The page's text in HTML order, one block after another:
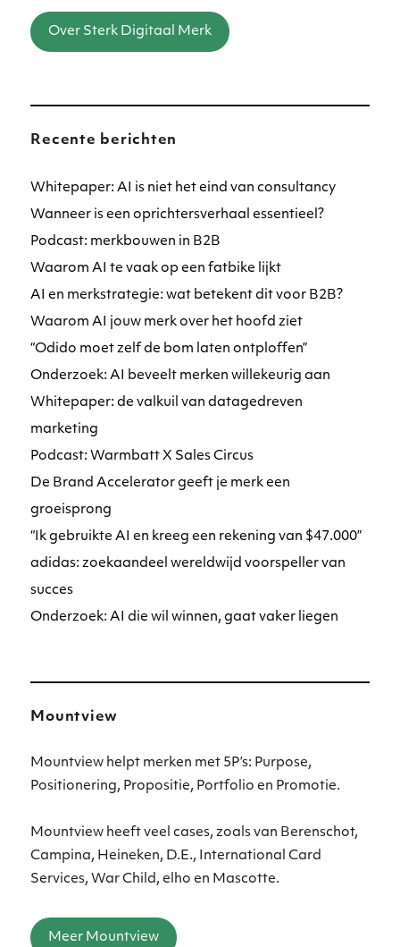
Over Sterk Digitaal Merk
Recente berichten
Whitepaper: AI is niet het eind van consultancy
Wanneer is een oprichtersverhaal essentieel?
Podcast: merkbouwen in B2B
Waarom AI te vaak op een fatbike lijkt
AI en merkstrategie: wat betekent dit voor B2B?
Waarom AI jouw merk over het hoofd ziet
“Odido moet zelf de bom laten ontploffen”
Onderzoek: AI beveelt merken willekeurig aan
Whitepaper: de valkuil van datagedreven
marketing
Podcast: Warmbatt X Sales Circus
De Brand Accelerator geeft je merk een
groeisprong
“Ik gebruikte AI en kreeg een rekening van $47.000”
adidas: zoekaandeel wereldwijd voorspeller van
succes
Onderzoek: AI die wil winnen, gaat vaker liegen
Mountview
Mountview helpt merken met 5P’s: Purpose,
Positionering, Propositie, Portfolio en Promotie.
Mountview heeft veel cases, zoals van Berenschot,
Campina, Heineken, D.E., International Card
Services, War Child, elho en Mascotte.
Meer Mountview